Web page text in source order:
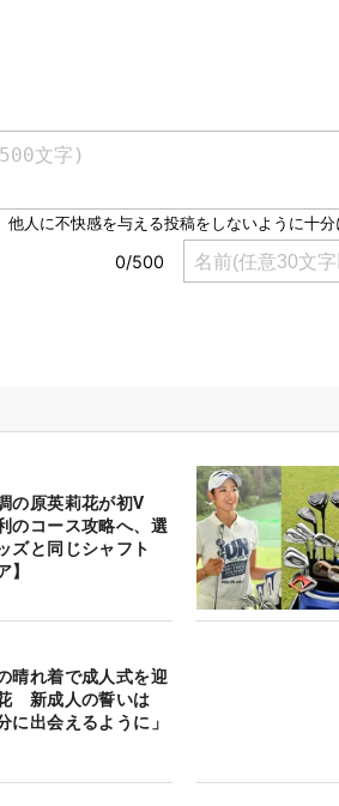
の原英莉花が初V
のコース攻略へ、選
ズと同じシャフト
】
晴れ着で成人式を迎
新成人の誓いは
に出会えるように」